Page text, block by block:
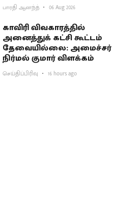
பாரதி ஆனந்த் 06 Aug 2026
காவிரி விவகாரத்தில்
அனைத்துக் கட்சி கூட்டம்
தேவையில்லை: அமைச்சர்
நிர்மல் குமார் விளக்கம்
செய்திப்பிரிவு 16 hours ago